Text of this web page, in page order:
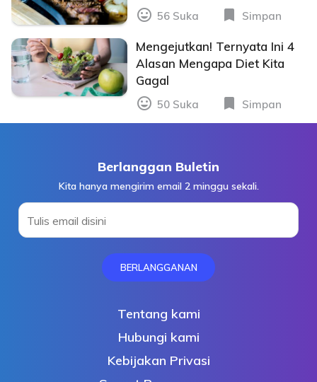
mood 56 Suka bookmark Simpan
Mengejutkan! Ternyata Ini 4
Alasan Mengapa Diet Kita
Gagal
mood 50 Suka bookmark Simpan
Berlanggan Buletin
Kita hanya mengirim email 2 minggu sekali.
Tulis email disini
BERLANGGANAN
Tentang kami
Hubungi kami
Kebijakan Privasi